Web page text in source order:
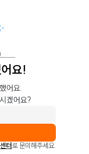
요!
어요.
겠어요?
터로 문의해주세요.